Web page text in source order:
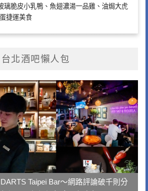
璃脆皮小乳鴨、魚翅濃湯一品雞、油焗大虎
捷運美食
台北酒吧懶人包
DARTS Taipei Bar～網路評論破千則分